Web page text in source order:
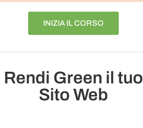
INIZIA IL CORSO
Rendi Green il tuo
Sito Web